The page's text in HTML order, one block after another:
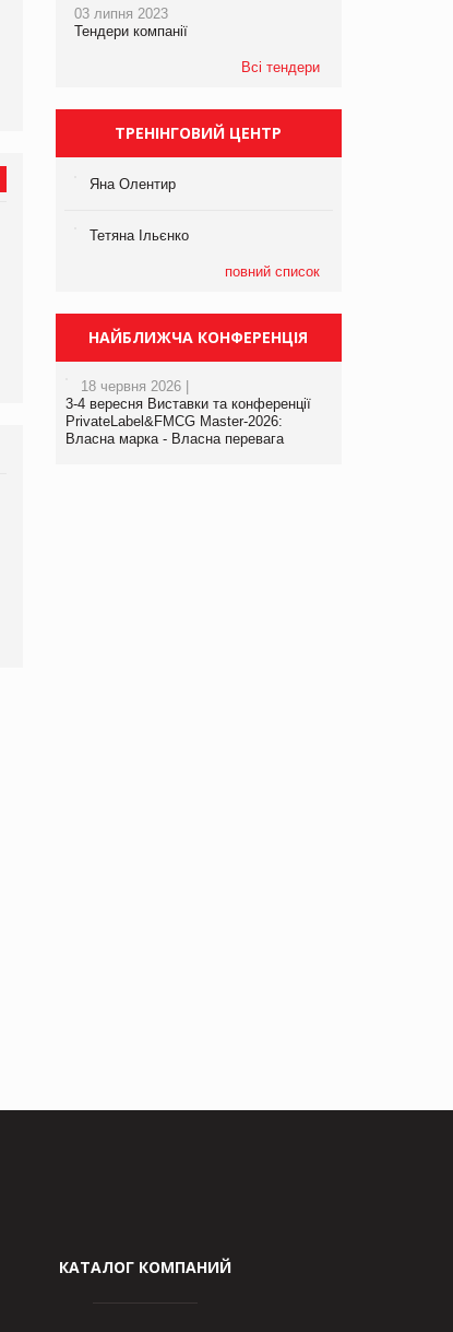
виробництва
компанії «УкраМарин»
03 липня 2023
Тендери компанії
Всі тендери
ТРЕНІНГОВИЙ ЦЕНТР
Яна Олентир
Тетяна Ільєнко
повний список
НАЙБЛИЖЧА КОНФЕРЕНЦІЯ
18 червня 2026 |
3-4 вересня Виставки та конференції
PrivateLabel&FMCG Master-2026:
Власна марка - Власна перевага
КАТАЛОГ КОМПАНИЙ